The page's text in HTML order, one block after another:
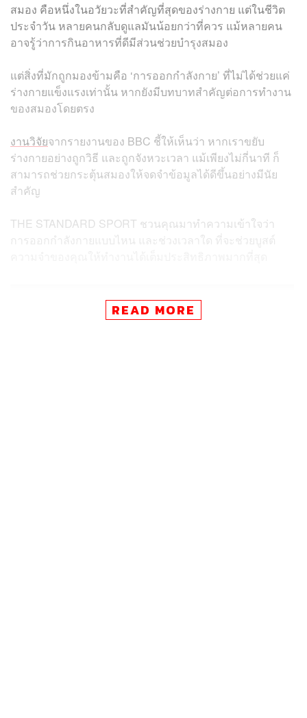
สมอง คือหนึ่งในอวัยวะที่สำคัญที่สุดของร่างกาย แต่ในชีวิต
ประจำวัน หลายคนกลับดูแลมันน้อยกว่าที่ควร แม้หลายคน
อาจรู้ว่าการกินอาหารที่ดีมีส่วนช่วยบำรุงสมอง
แต่สิ่งที่มักถูกมองข้ามคือ ‘การออกกำลังกาย’ ที่ไม่ได้ช่วยแค่
ร่างกายแข็งแรงเท่านั้น หากยังมีบทบาทสำคัญต่อการทำงาน
ของสมองโดยตรง
งานวิจัยจากรายงานของ BBC ชี้ให้เห็นว่า หากเราขยับ
ร่างกายอย่างถูกวิธี และถูกจังหวะเวลา แม้เพียงไม่กี่นาที ก็
สามารถช่วยกระตุ้นสมองให้จดจำข้อมูลได้ดีขึ้นอย่างมีนัย
สำคัญ
THE STANDARD SPORT ชวนคุณมาทำความเข้าใจว่า
การออกกำลังกายแบบไหน และช่วงเวลาใด ที่จะช่วยบูสต์
READ MORE